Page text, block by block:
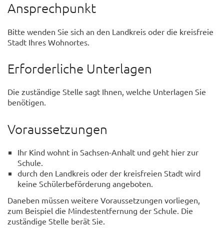
Ansprechpunkt
Bitte wenden Sie sich an den Landkreis oder die kreisfreie
Stadt Ihres Wohnortes.
Erforderliche Unterlagen
Die zuständige Stelle sagt Ihnen, welche Unterlagen Sie
benötigen.
Voraussetzungen
Ihr Kind wohnt in Sachsen-Anhalt und geht hier zur
Schule.
durch den Landkreis oder der kreisfreien Stadt wird
keine Schülerbeförderung angeboten.
Daneben müssen weitere Voraussetzungen vorliegen,
zum Beispiel die Mindestentfernung der Schule. Die
zuständige Stelle berät Sie.